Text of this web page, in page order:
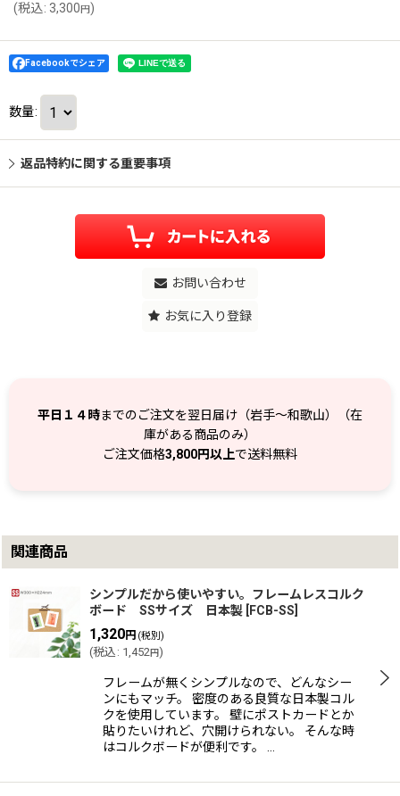
(税込: 3,300 円 )
Facebookでシェア
数量:
返品特約に関する重要事項
お問い合わせ
お気に入り登録
平日１４時までのご注文を翌日届け（岩手～和歌山）（在
庫がある商品のみ）
ご注文価格3,800円以上で送料無料
関連商品
シンプルだから使いやすい。フレームレスコルク
ボード SSサイズ 日本製
FCB-SS
1,320円 (税別)
(税込 : 1,452円)
フレームが無くシンプルなので、どんなシー
ンにもマッチ。 密度のある良質な日本製コル
クを使用しています。 壁にポストカードとか
貼りたいけれど、穴開けられない。 そんな時
はコルクボードが便利です。 …